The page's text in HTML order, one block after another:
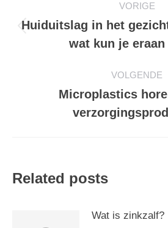
navigation
VORIGE
post:
Huiduitslag in het
wat kun je eraan
VOLGENDE
Next
post:
Microplastics
Related posts
Wat is zinkzalf?